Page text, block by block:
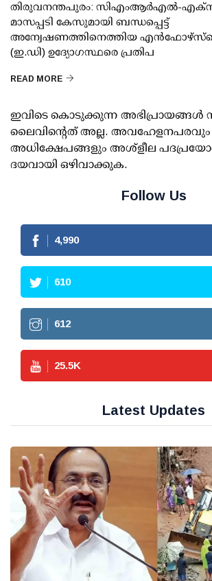
തിരുവനന്തപുരം: സിഎംആര്‍എല്‍-
മാസപ്പടി കേസുമായി ബന്ധപ്പെട്ട്
അന്വേഷണത്തിനെത്തിയ
(ഇ.ഡി) ഉദ്യോഗസ്ഥരെ പ്രതിപ
READ MORE
ഇവിടെ കൊടുക്കുന്ന അഭിപ്രായങ്ങള്‍
ലൈവിന്റെത് അല്ല. അവഹേളനപരവും
അധിക്ഷേപങ്ങളും അശ്‌ളീല
ദയവായി ഒഴിവാക്കുക.
Follow Us
4,990
610
612
25.5K
Latest Updates